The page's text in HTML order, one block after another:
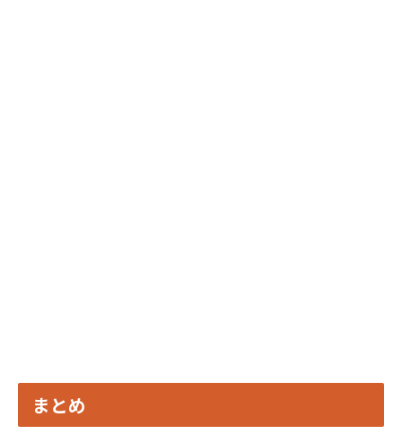
まとめ